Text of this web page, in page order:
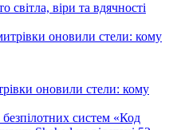
віри та вдячності
оновили стели: кому